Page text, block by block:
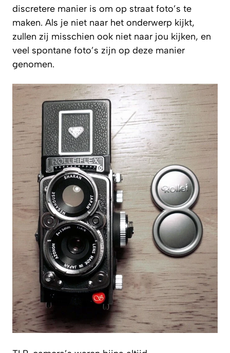
discretere manier is om op straat foto’s te
maken. Als je niet naar het onderwerp kijkt,
zullen zij misschien ook niet naar jou kijken, en
veel spontane foto’s zijn op deze manier
genomen.